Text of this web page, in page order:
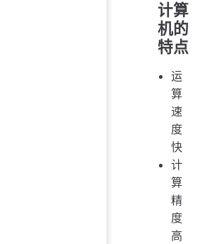
计算
机的
特点
运
算
速
度
快
计
算
精
度
高